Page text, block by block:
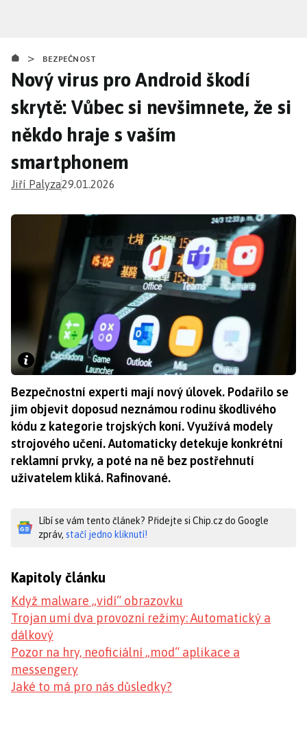
obsahu
> BEZPEČNOST
Nový virus pro Android škodí
skrytě: Vůbec si nevšimnete, že si
někdo hraje s vaším
smartphonem
Jiří Palyza29.01.2026
Bezpečnostní experti mají nový úlovek. Podařilo se
jim objevit doposud neznámou rodinu škodlivého
kódu z kategorie trojských koní. Využívá modely
strojového učení. Automaticky detekuje konkrétní
reklamní prvky, a poté na ně bez postřehnutí
uživatelem kliká. Rafinované.
Líbí se vám tento článek? Přidejte si Chip.cz do Google
zpráv, stačí jedno kliknutí!
Kapitoly článku
Když malware „vidí“ obrazovku
Trojan umí dva provozní režimy: Automatický a
dálkový
Pozor na hry, neoficiální „mod“ aplikace a
messengery
Jaké to má pro nás důsledky?